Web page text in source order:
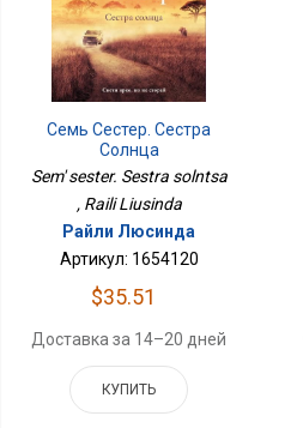
Семь Сестер. Сестра
Солнца
Sem' sester. Sestra solntsa
, Raili Liusinda
Райли Люсинда
Артикул: 1654120
$35.51
Доставка за 14–20 дней
КУПИТЬ